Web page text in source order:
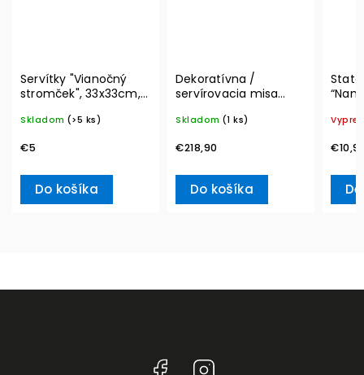
Servítky "Vianočný
stromček", 33x33cm,
L– Villeroy & Boch
Skladom (>5 ks)
€5
Do košíka
Dekoratívna /
servírovacia misa
Villeroy & Boch
Skladom (1 ks)
€218,90
Do košíka
Facebook